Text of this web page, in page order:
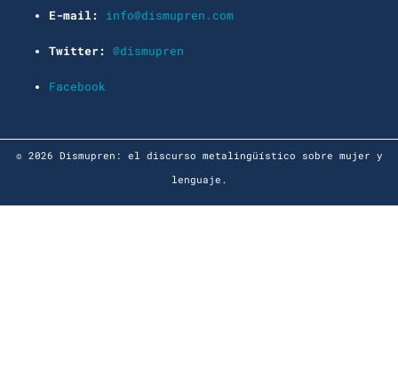
E-mail: info@dismupren.com
Twitter: @dismupren
Facebook
© 2026 Dismupren: el discurso metalingüístico sobre mujer y
lenguaje.